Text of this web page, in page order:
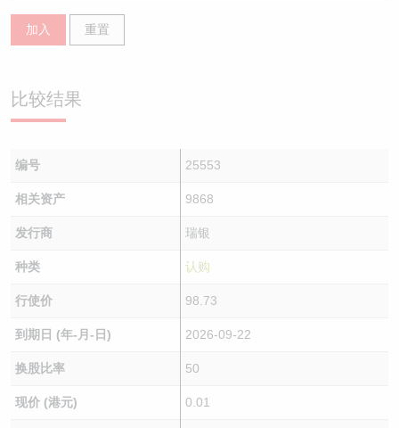
加入 重置
比较结果
编号 25553
相关资产 9868
发行商 瑞银
种类 认购
行使价 98.73
到期日 (年-月-日) 2026-09-22
换股比率 50
现价 (港元) 0.01
牛熊证文件及公告
牛熊证文件及公告 (瑞信)
ADR
收市竞价变化